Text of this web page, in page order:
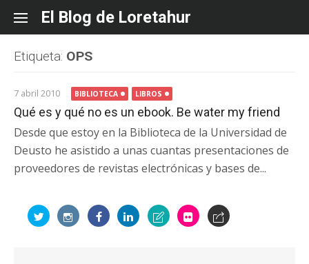
content
El Blog de Loretahur
Etiqueta: OPS
7 abril 2010 BIBLIOTECA LIBROS
Qué es y qué no es un ebook. Be water my friend
Desde que estoy en la Biblioteca de la Universidad de
Deusto he asistido a unas cuantas presentaciones de
proveedores de revistas electrónicas y bases de...